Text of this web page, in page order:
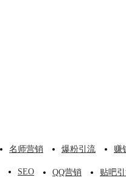
名师营销 爆粉引流 赚
SEO QQ营销 贴吧